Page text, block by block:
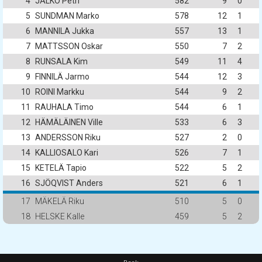
5 SUNDMAN Marko 578 12
1
6
MANNILA Jukka 557 13
1
7
MATTSSON Oskar 550 7
2
8
RUNSALA Kim 549 11
4
9
FINNILÄ Jarmo 544 12
3
10
ROINI Markku 544 9
2
11
RAUHALA Timo 544 6
1
12
HÄMÄLÄINEN Ville 533 6
3
13 ANDERSSON Riku 527 2
0
14
KALLIOSALO Kari 526 7
1
15
KETELÄ Tapio 522 5
2
16 SJÖQVIST Anders 521 6
1
17
MÄKELÄ Riku 510 5
0
18 HELSKE Kalle 459 5 2